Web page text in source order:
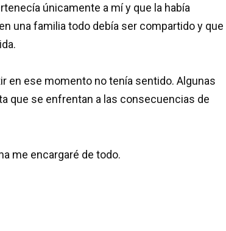
únicamente a mí y que la había
una familia todo debía ser compartido y que
en ese momento no tenía sentido. Algunas
que se enfrentan a las consecuencias de
me encargaré de todo.